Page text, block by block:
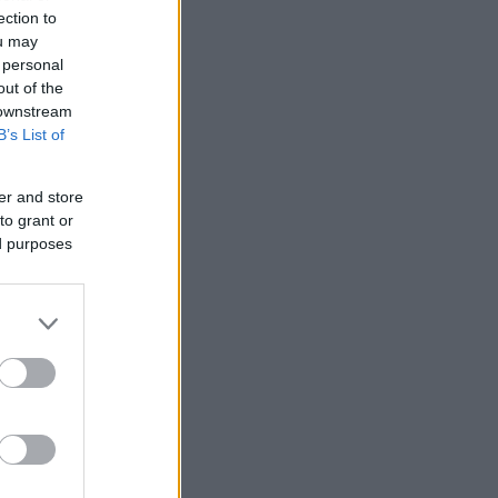
to
may
of the
List of
and store
grant or
purposes